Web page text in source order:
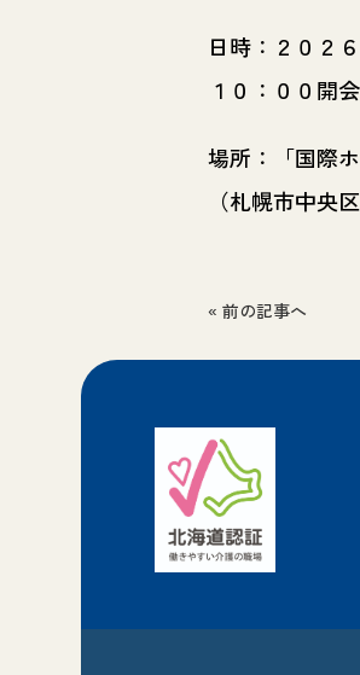
日時：２０２
１０：００開会
場所：「国際
（札幌市中央
« 前の記事へ